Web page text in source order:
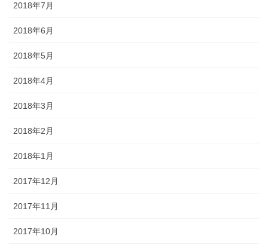
2018年7月
2018年6月
2018年5月
2018年4月
2018年3月
2018年2月
2018年1月
2017年12月
2017年11月
2017年10月